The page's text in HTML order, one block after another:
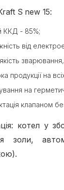
S new 15:
ККД - 85%;
від
продукції на
на
клапаном
котел у
золи,